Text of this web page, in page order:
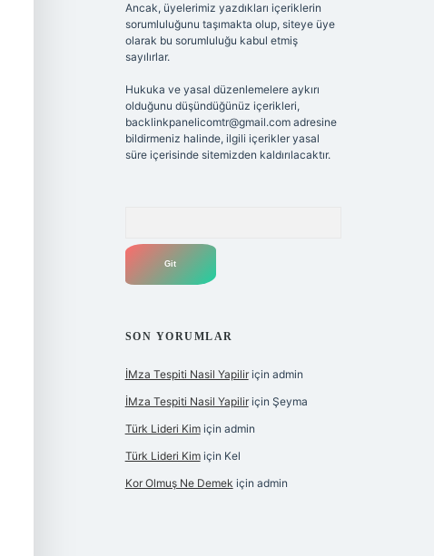
Ancak, üyelerimiz yazdıkları içeriklerin
sorumluluğunu taşımakta olup, siteye üye
olarak bu sorumluluğu kabul etmiş
sayılırlar.
Hukuka ve yasal düzenlemelere aykırı
olduğunu düşündüğünüz içerikleri,
backlinkpanelicomtr@gmail.comadresine
bildirmeniz halinde, ilgili içerikler yasal
süre içerisinde sitemizden kaldırılacaktır.
SON YORUMLAR
İMza Tespiti Nasil Yapiliriçin admin
İMza Tespiti Nasil Yapiliriçin Şeyma
Türk Lideri Kimiçin admin
Türk Lideri Kimiçin Kel
Kor Olmuş Ne Demek için admin